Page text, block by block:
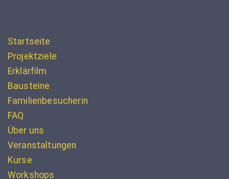
Startseite
Projektziele
Erklärfilm
Bausteine
Familienbesucherin
FAQ
Über uns
Veranstaltungen
Kurse
Workshops